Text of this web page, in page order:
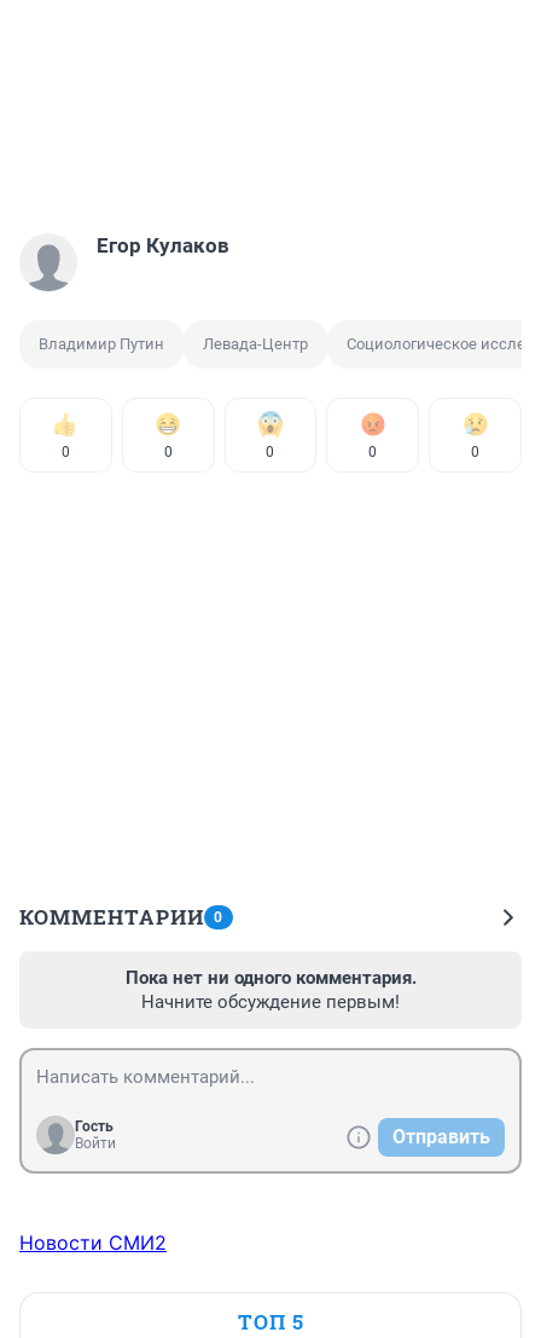
Егор Кулаков
Владимир Путин Левада-Центр Социологическое
0 0 0 0 0
КОММЕНТАРИИ 0
Пока нет ни одного комментария.
Начните обсуждение первым!
Гость
Войти
Отправить
Новости СМИ2
ТОП 5